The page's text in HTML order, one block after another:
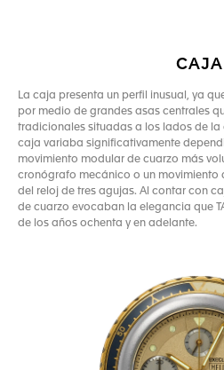
CAJA
La caja presenta un perfil inusual, ya
por medio de grandes asas centrales
tradicionales situadas a los lados de
caja variaba significativamente
movimiento modular de cuarzo más
cronógrafo mecánico o un movimiento
del reloj de tres agujas. Al contar con
de cuarzo evocaban la elegancia que
de los años ochenta y en adelante.